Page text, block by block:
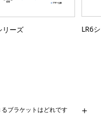
リーズ LR6
ブラケットはどれです